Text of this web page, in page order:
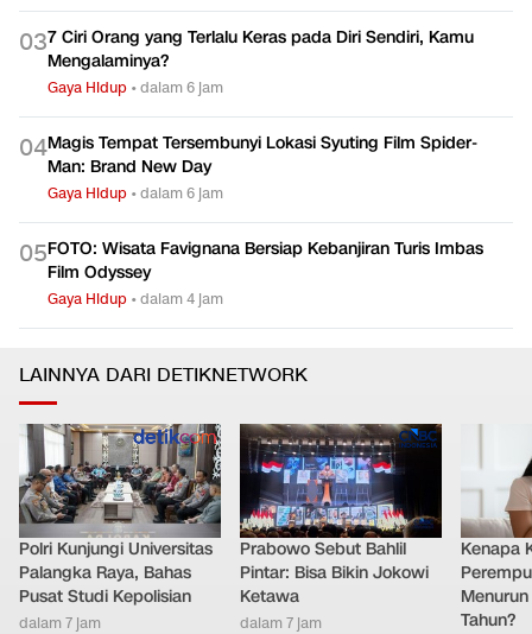
037 Ciri Orang yang Terlalu Keras pada Diri Sendiri, Kamu
Mengalaminya?
Gaya Hidup •dalam 6 jam
04Magis Tempat Tersembunyi Lokasi Syuting Film Spider-
Man: Brand New Day
Gaya Hidup •dalam 6 jam
05FOTO: Wisata Favignana Bersiap Kebanjiran Turis Imbas
Film Odyssey
Gaya Hidup •dalam 4 jam
LAINNYA DARI DETIKNETWORK
Polri Kunjungi Universitas
Palangka Raya, Bahas
Pusat Studi Kepolisian
dalam 7 jam
Prabowo Sebut Bahlil
Pintar: Bisa Bikin Jokowi
Ketawa
dalam 7 jam
Kenapa
Tahun?